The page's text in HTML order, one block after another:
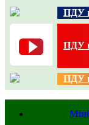
ПДУ
ПДУ
ПДУ